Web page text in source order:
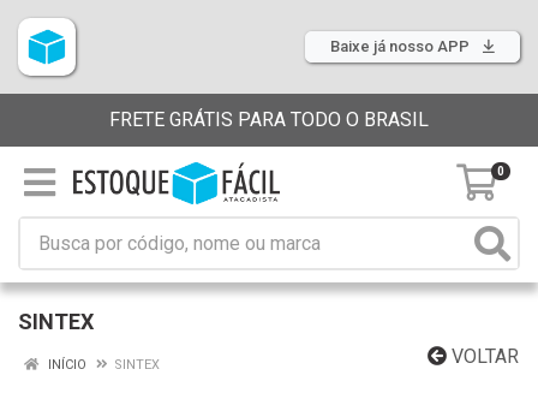
Baixe já nosso APP
FRETE GRÁTIS PARA TODO O BRASIL
0
SINTEX
VOLTAR
INÍCIO SINTEX